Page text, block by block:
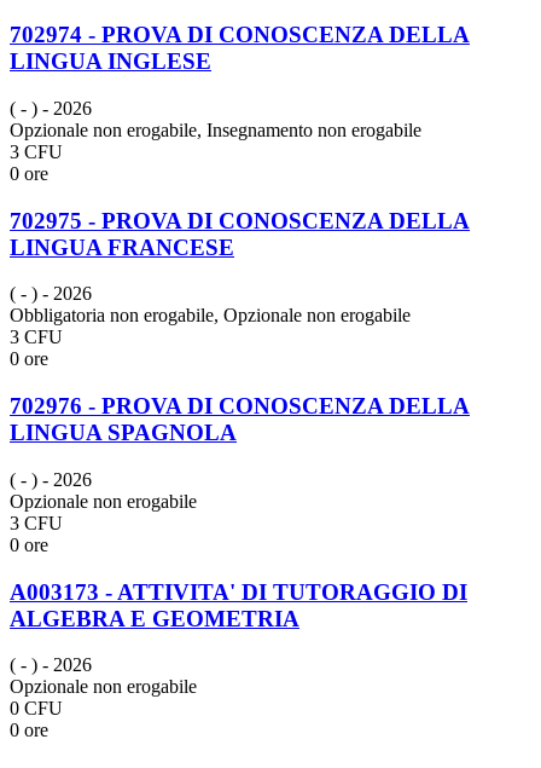
702974 - PROVA DI CONOSCENZA DELLA
LINGUA INGLESE
( - ) - 2026
Opzionale non erogabile, Insegnamento non erogabile
3 CFU
0 ore
702975 - PROVA DI CONOSCENZA DELLA
LINGUA FRANCESE
( - ) - 2026
Obbligatoria non erogabile, Opzionale non erogabile
3 CFU
0 ore
702976 - PROVA DI CONOSCENZA DELLA
LINGUA SPAGNOLA
( - ) - 2026
Opzionale non erogabile
3 CFU
0 ore
A003173 - ATTIVITA' DI TUTORAGGIO DI
ALGEBRA E GEOMETRIA
( - ) - 2026
Opzionale non erogabile
0 CFU
0 ore